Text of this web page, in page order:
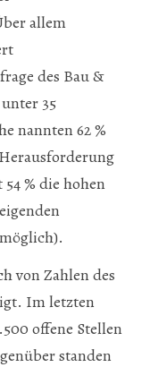
allem
des Bau &
35
nannten 62 %
% die hohen
von Zahlen des
Im letzten
offene Stellen
standen